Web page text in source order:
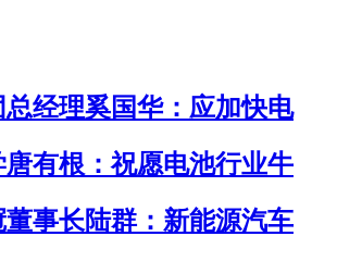
总经理奚国华：应加快电
唐有根：祝愿电池行业牛
事长陆群：新能源汽车